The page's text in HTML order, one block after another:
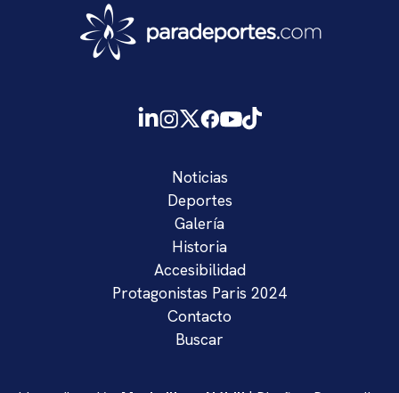
Noticias
Deportes
Galería
Historia
Accesibilidad
Protagonistas Paris 2024
Contacto
Buscar